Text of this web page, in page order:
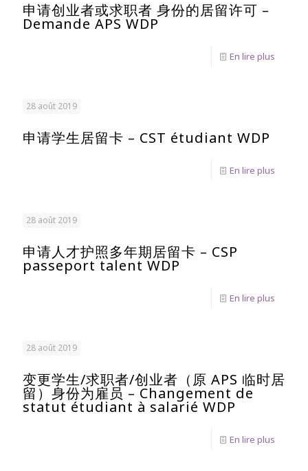
申请创业者或求职者 身份的居留许可 –
Demande APS WDP
En lire plus
28 août 2019
申请学生居留卡 – CST étudiant WDP
En lire plus
28 août 2019
申请人才护照多年期居留卡 – CSP
passeport talent WDP
En lire plus
28 août 2019
变更学生/求职者/创业者（原 APS 临时居
留）身份为雇员 – Changement de
statut étudiant à salarié WDP
En lire plus